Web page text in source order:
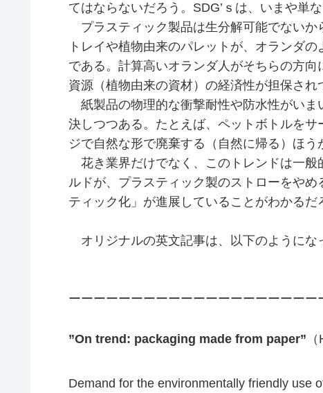
てはならないだろう。SDG’ｓは、いまや単
プラスティック製品は生分解可能でないか
トレイや植物由来のパレットが、オランダ
である。計算高いオランダ人がそちらの方
資源（植物由来の資材）の経済性が担保され
紙製品の物理的な衝撃耐性や防水性がいま
決しつつある。たとえば、ペットボトルを
ジで自然な形で廃棄する（自然に帰る）ほう
花き業界だけでなく、このトレンドは一般
ルドが、プラスティック製のストローをや
ティック化」が進展していることがわかるだ
オリジナルの英文記事は、以下のようにな
ーーーーーーーーーーーーーーーーーーーー
”On trend: packaging made from paper”
Demand for the environmentally friendly use